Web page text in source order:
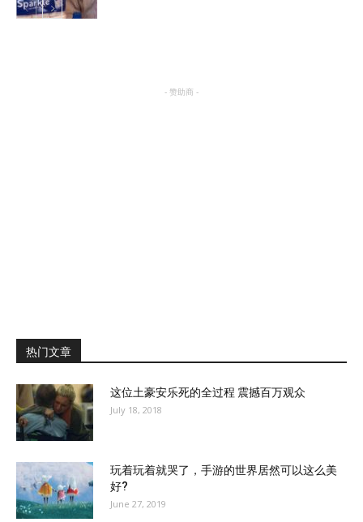
- 赞助商 -
热门文章
这位土豪安乐死的全过程 震撼百万观众
July 18, 2018
玩着玩着就哭了，手游的世界居然可以这么美
好?
June 27, 2019